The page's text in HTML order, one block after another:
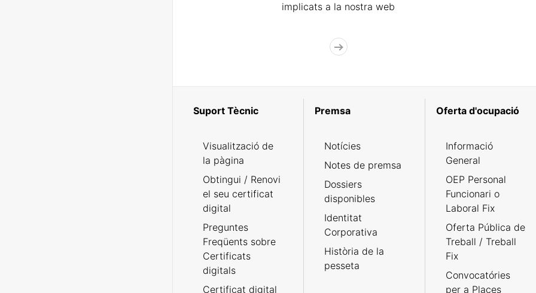
implicats a la nostra web
Suport Tècnic
Visualització de
la pàgina
Obtingui / Renovi
el seu certificat
digital
Preguntes
Freqüents sobre
Certificats
digitals
Certificat digital
Premsa
Notícies
Notes de premsa
Dossiers
disponibles
Identitat
Corporativa
Història de la
pesseta
Oferta d'ocupació
Informació
General
OEP Personal
Funcionari o
Laboral Fix
Oferta Pública de
Treball / Treball
Fix
Convocatóries
per a Places